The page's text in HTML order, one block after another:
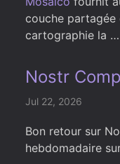
couche partagée
cartographie la …
Nostr
Jul 22, 2026
Bon retour sur
hebdomadaire